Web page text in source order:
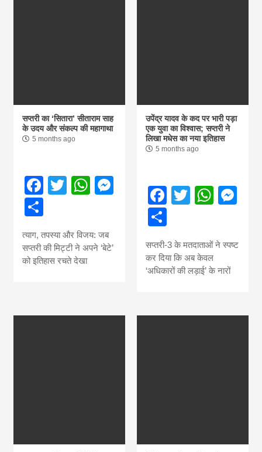
सप्तरी का ‘सितारा’ सीताराम साह
के उदय और संकल्प की महागाथा
5 months ago
Facebook
TwitterWhatsApp
Messenger
त्याग, तपस्या और विजय: जब
सप्तरी की मिट्टी ने अपने ‘बेटे’
को इतिहास रचते देखा
उपेंद्र यादव के कद पर भारी पड़ा
एक युवा का विश्वास; सप्तरी ने
लिखा मधेस का नया इतिहास
5 months ago
Facebook
Twitter
Share
सप्तरी-3 के मतदाताओं ने स्पष्ट
कर दिया कि अब केवल
‘अधिकारों की लड़ाई’ के नारों